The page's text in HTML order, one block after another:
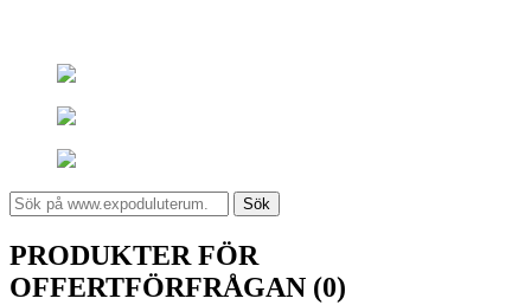
Sök
PRODUKTER FÖR
OFFERTFÖRFRÅGAN (0)